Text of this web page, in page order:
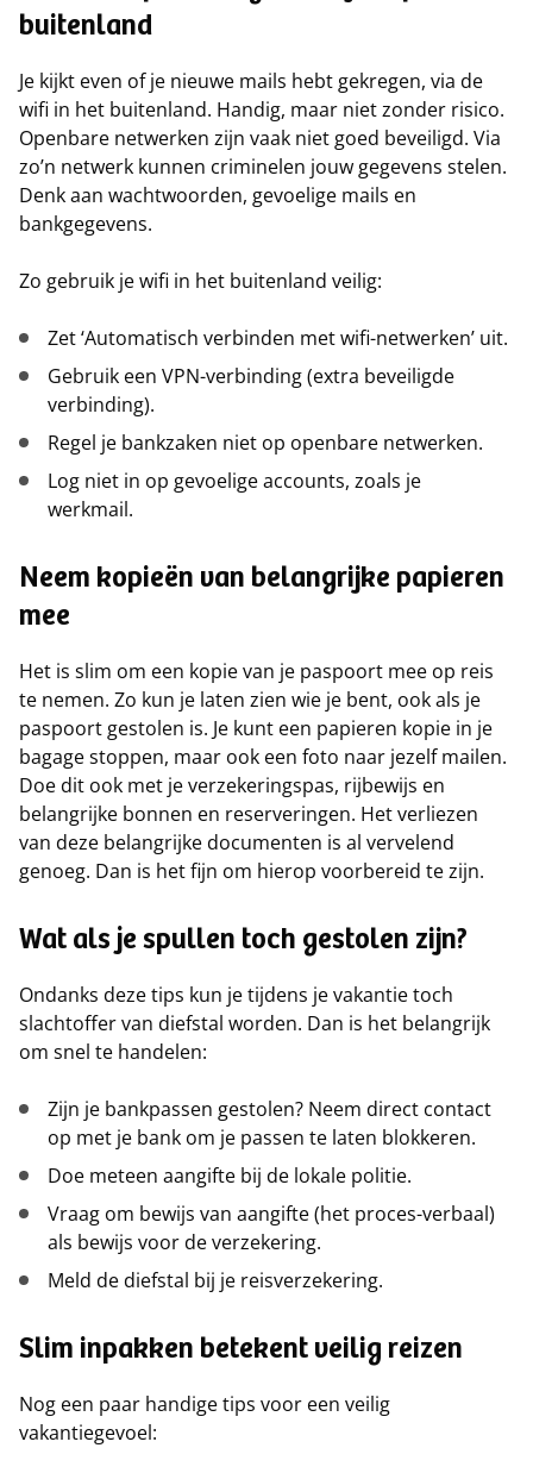
buitenland
Je kijkt even of je nieuwe mails hebt gekregen, via de
wifi in het buitenland. Handig, maar niet zonder risico.
Openbare netwerken zijn vaak niet goed beveiligd. Via
zo’n netwerk kunnen criminelen jouw gegevens stelen.
Denk aan wachtwoorden, gevoelige mails en
bankgegevens.
Zo gebruik je wifi in het buitenland veilig:
Zet ‘Automatisch verbinden met wifi-netwerken’ uit.
Gebruik een VPN-verbinding (extra beveiligde
verbinding).
Regel je bankzaken niet op openbare netwerken.
Log niet in op gevoelige accounts, zoals je
werkmail.
Neem kopieën van belangrijke papieren
mee
Het is slim om een kopie van je paspoort mee op reis
te nemen. Zo kun je laten zien wie je bent, ook als je
paspoort gestolen is. Je kunt een papieren kopie in je
bagage stoppen, maar ook een foto naar jezelf mailen.
Doe dit ook met je verzekeringspas, rijbewijs en
belangrijke bonnen en reserveringen. Het verliezen
van deze belangrijke documenten is al vervelend
genoeg. Dan is het fijn om hierop voorbereid te zijn.
Wat als je spullen toch gestolen zijn?
Ondanks deze tips kun je tijdens je vakantie toch
slachtoffer van diefstal worden. Dan is het belangrijk
om snel te handelen:
Zijn je bankpassen gestolen? Neem direct contact
op met je bank om je passen te laten blokkeren.
Doe meteen aangifte bij de lokale politie.
Vraag om bewijs van aangifte (het proces-verbaal)
als bewijs voor de verzekering.
Meld de diefstal bij je reisverzekering.
Slim inpakken betekent veilig reizen
Nog een paar handige tips voor een veilig
vakantiegevoel: